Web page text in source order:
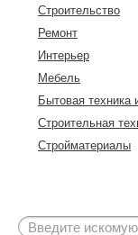
Строительство
Ремонт
Интерьер
Мебель
Бытовая техника
Строительная
Стройматериалы